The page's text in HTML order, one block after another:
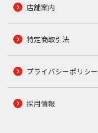
店舗案内
特定商取引法
プライバシーポリシー
採用情報